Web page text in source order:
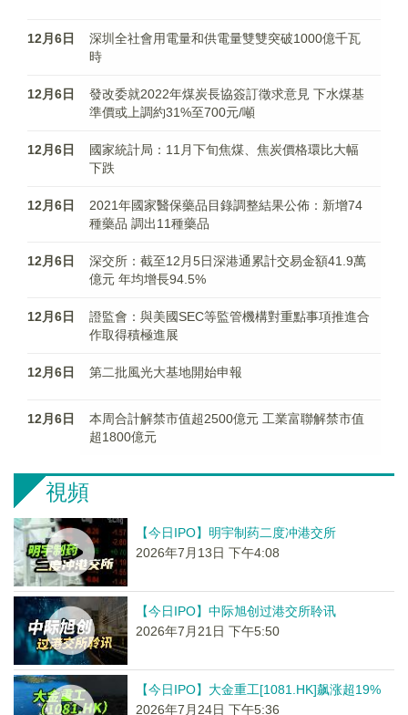
12月6日
深圳全社會用電量和供電量雙雙突破1000億千瓦
時
12月6日
發改委就2022年煤炭長協簽訂徵求意見 下水煤基
準價或上調約31%至700元/噸
12月6日
國家統計局：11月下旬焦煤、焦炭價格環比大幅
下跌
12月6日
2021年國家醫保藥品目錄調整結果公佈：新增74
種藥品 調出11種藥品
12月6日
深交所：截至12月5日深港通累計交易金額41.9萬
億元 年均增長94.5%
12月6日
證監會：與美國SEC等監管機構對重點事項推進合
作取得積極進展
12月6日 第二批風光大基地開始申報
12月6日
本周合計解禁市值超2500億元 工業富聯解禁市值
超1800億元
視頻
【今日IPO】明宇制药二度冲港交所
2026年7月13日 下午4:08
【今日IPO】中际旭创过港交所聆讯
2026年7月21日 下午5:50
【今日IPO】大金重工[1081.HK]飙涨超19%
2026年7月24日 下午5:36